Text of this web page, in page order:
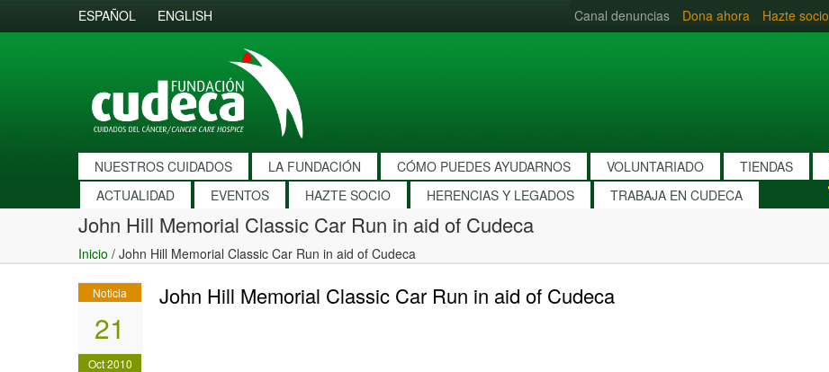
ESPAÑOL ENGLISH Canal denuncias Dona ahora Hazte socio
NUESTROS CUIDADOS LA FUNDACIÓN CÓMO PUEDES AYUDARNOS VOLUNTARIADO TIENDAS
ACTUALIDAD
EVENTOS HAZTE SOCIO HERENCIAS Y LEGADOS TRABAJA EN CUDECA
John Hill Memorial Classic Car Run in aid of Cudeca
Inicio / John Hill Memorial Classic Car Run in aid of Cudeca
Noticia
21
Oct 2010
John Hill Memorial Classic Car Run in aid of Cudeca